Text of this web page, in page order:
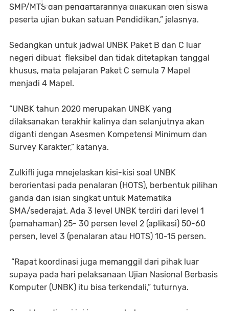
SMP/MTS dan pendaftarannya dilakukan oleh siswa
peserta ujian bukan satuan Pendidikan,” jelasnya.
Sedangkan untuk jadwal UNBK Paket B dan C luar
negeri dibuat fleksibel dan tidak ditetapkan tanggal
khusus, mata pelajaran Paket C semula 7 Mapel
menjadi 4 Mapel.
“UNBK tahun 2020 merupakan UNBK yang
dilaksanakan terakhir kalinya dan selanjutnya akan
diganti dengan Asesmen Kompetensi Minimum dan
Survey Karakter,” katanya.
Zulkifli juga mnejelaskan kisi-kisi soal UNBK
berorientasi pada penalaran (HOTS), berbentuk pilihan
ganda dan isian singkat untuk Matematika
SMA/sederajat. Ada 3 level UNBK terdiri dari level 1
(pemahaman) 25- 30 persen level 2 (aplikasi) 50-60
persen, level 3 (penalaran atau HOTS) 10-15 persen.
“Rapat koordinasi juga memanggil dari pihak luar
supaya pada hari pelaksanaan Ujian Nasional Berbasis
Komputer (UNBK) itu bisa terkendali,” tuturnya.